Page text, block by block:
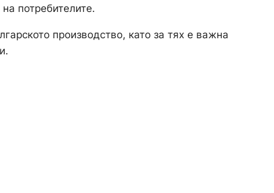
потребителите.
производство, като за тях е важна